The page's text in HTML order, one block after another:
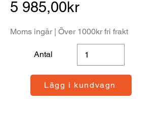
5 985,00kr
Moms ingår | Över 1000kr fri frakt
Antal
Lägg i kundvagn